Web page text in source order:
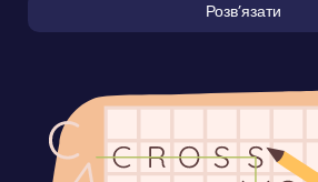
Розвʼязати